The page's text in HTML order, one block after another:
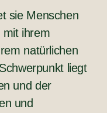
sie Menschen
mit ihrem
natürlichen
liegt
und der
und